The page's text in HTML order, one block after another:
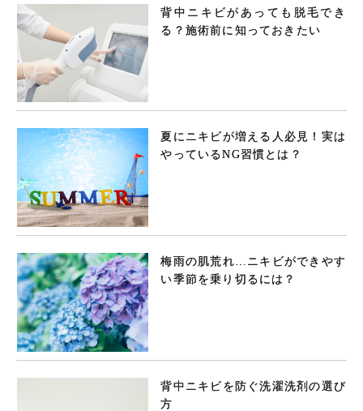
背中ニキビがあっても脱毛でき
る？施術前に知っておきたい
夏にニキビが増える人必見！実は
やっているNG習慣とは？
梅雨の肌荒れ…ニキビができやす
い季節を乗り切るには？
背中ニキビを防ぐ洗濯洗剤の選び
方